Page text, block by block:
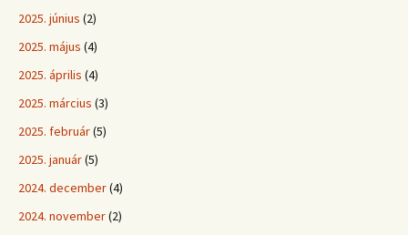
2025. június (2)
2025. május (4)
2025. április (4)
2025. március (3)
2025. február(5)
2025. január(5)
2024. december(4)
2024. november(2)